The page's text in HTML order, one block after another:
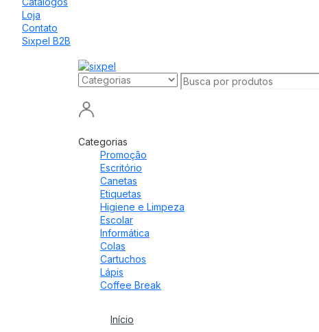
Loja
Contato
Sixpel B2B
Categorias
Promoção
Escritório
Canetas
Etiquetas
Higiene e Limpeza
Escolar
Informática
Colas
Cartuchos
Lápis
Coffee Break
Início